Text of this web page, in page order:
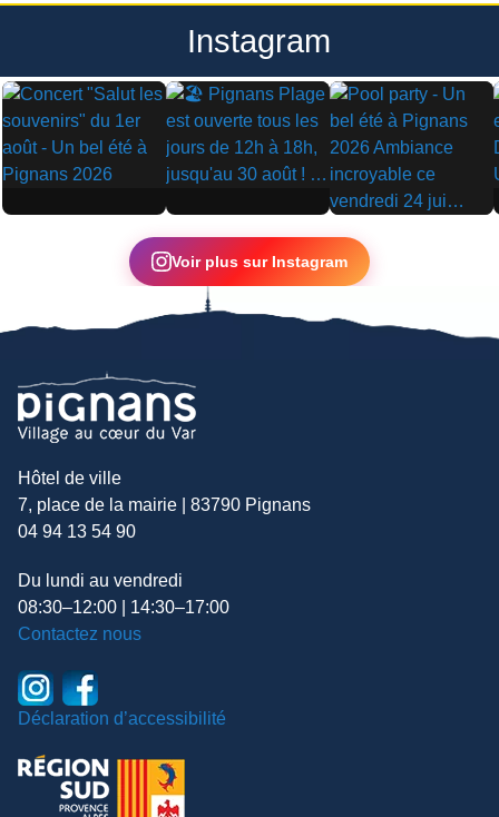
Instagram
▶ ▶
▶
Voir plus sur Instagram
Hôtel de ville
7, place de la mairie | 83790 Pignans
04 94 13 54 90
Du lundi au vendredi
08:30–12:00 | 14:30–17:00
Contactez nous
Déclaration d’accessibilité